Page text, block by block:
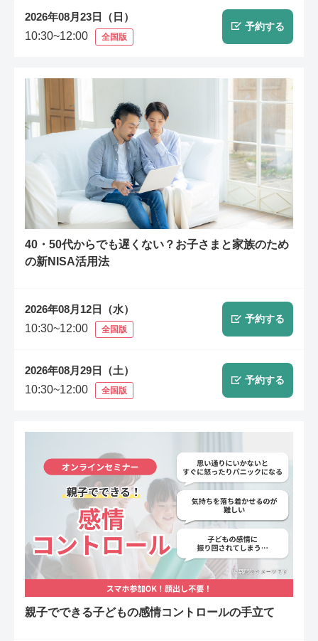
2026年08月23日（日）
10:30~12:00
全国版
予約する
40・50代からでも遅くない？お子さまと家族のため
の新NISA活用法
2026年08月12日（水）
10:30~12:00
全国版
予約する
2026年08月29日（土）
10:30~12:00
全国版
予約する
親子でできる子どもの感情コントロールの手立て